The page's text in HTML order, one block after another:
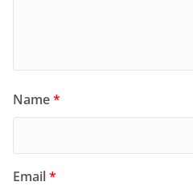
Name*
Email*